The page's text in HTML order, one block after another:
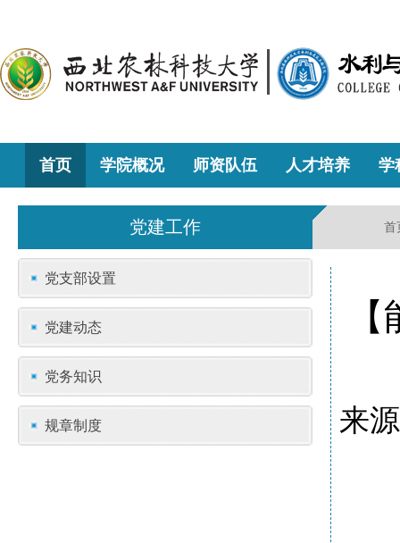
首页 学院概况 师资队伍 人才培养 学
党建工作 首
党支部设置
党建动态
党务知识
规章制度 来